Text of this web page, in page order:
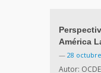
América
— 28
Autor: